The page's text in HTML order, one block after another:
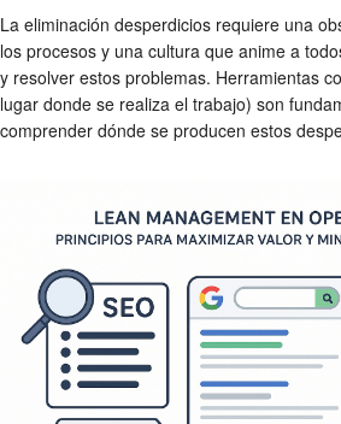
La eliminación desperdicios requiere una
los procesos y una cultura que anime a
y resolver estos problemas. Herramientas
lugar donde se realiza el trabajo) son
comprender dónde se producen estos